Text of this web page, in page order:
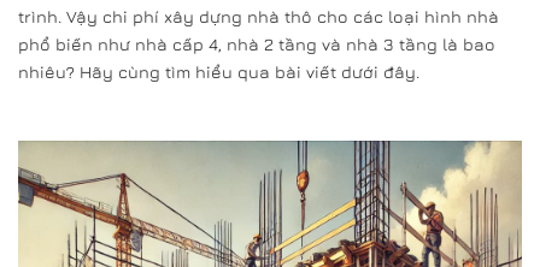
trình. Vậy chi phí xây dựng nhà thô cho các loại hình nhà
phổ biến như nhà cấp 4, nhà 2 tầng và nhà 3 tầng là bao
nhiêu? Hãy cùng tìm hiểu qua bài viết dưới đây.